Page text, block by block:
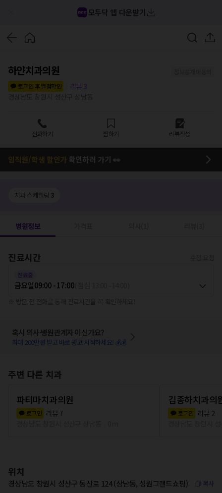
모두닥 앱 다운받기
하얀치과의원
로그인 후 별점확인
리뷰 3
전화하기 찜하기 리뷰작성
임직원/학생 할인가 확인하러 가기 👀
치과 스케일링 3
병원정보
진료시간
진료중
금요일09:00 - 17:00
혹시 의사·병원관계자 이신가요?
최대 200만원 받고 바로 광고 시작하세요! 💰💰
주변 다른 치과
파티마치과의원
로그인 리뷰 7
김종하치과의
로그인 리뷰 2
위치
경상남도 창원시 성산구 동산로 124 (상남동, 성원그랜드쇼핑) 복사